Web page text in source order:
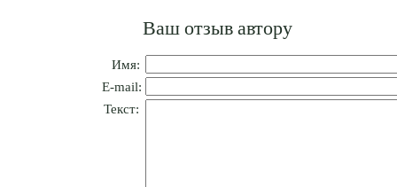
Ваш отзыв автору
Имя:
E-mail:
Текст: